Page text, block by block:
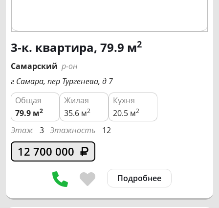
3-к. квартира, 79.9 м2
Самарский р-он
г Самара, пер Тургенева, д 7
Общая
Жилая
Кухня
79.9 м2 35.6 м2 20.5 м2
Этаж 3 Этажность 12
12 700 000
Подробнее